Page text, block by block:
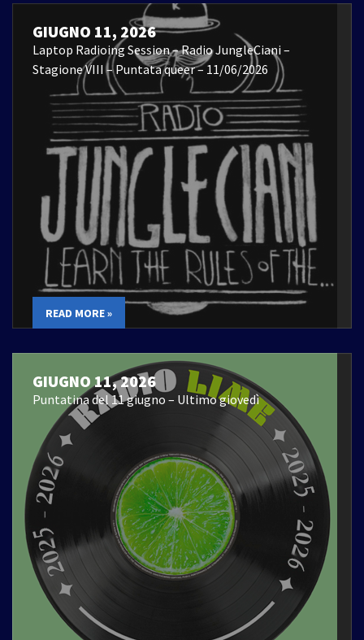
GIUGNO 11, 2026
Laptop Radioing Session – Radio JungleCiani –
Stagione VIII – Puntata queer – 11/06/2026
READ MORE »
GIUGNO 11, 2026
Puntatina del 11 giugno – Ultimo giovedì